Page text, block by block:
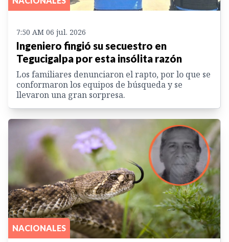
7:50 AM 06 jul. 2026
Ingeniero fingió su secuestro en
Tegucigalpa por esta insólita razón
Los familiares denunciaron el rapto, por lo que se
conformaron los equipos de búsqueda y se
llevaron una gran sorpresa.
NACIONALES